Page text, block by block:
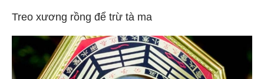
Treo xương rồng để trừ tà ma